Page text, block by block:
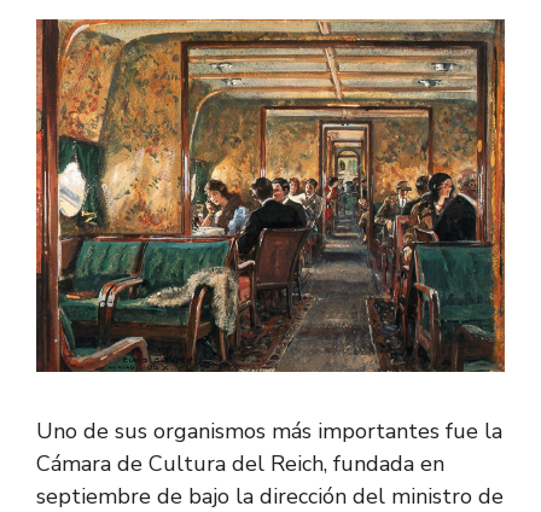
Uno de sus organismos más importantes fue la
Cámara de Cultura del Reich, fundada en
septiembre de bajo la dirección del ministro de